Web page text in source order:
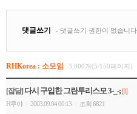
RHKorea : 소모임 3,000개(5/150페이지)
[잡담] 다시 구입한 그란투리스모 3-_-;[1]
H루야
2003.09.04 00:13 조회 6821